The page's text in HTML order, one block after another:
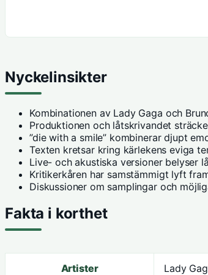
Nyckelinsikter
Kombinationen av Lady Gaga och
Produktionen och låtskrivandet
”die with a smile” kombinerar djupt
Texten kretsar kring kärlekens eviga
Live- och akustiska versioner belyser
Kritikerkåren har samstämmigt lyft
Diskussioner om samplingar och
Fakta i korthet
Artister Lady